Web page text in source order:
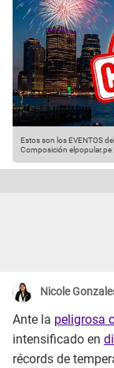
Estos son los EVENTOS
Composición elpopular.pe
Nicole
Ante la peligrosa
intensificado en
récords de